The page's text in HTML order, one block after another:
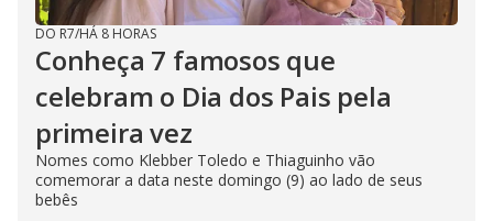
DO R7/HÁ 8 HORAS
Conheça 7 famosos que
celebram o Dia dos Pais pela
primeira vez
Nomes como Klebber Toledo e Thiaguinho vão
comemorar a data neste domingo (9) ao lado de seus
bebês